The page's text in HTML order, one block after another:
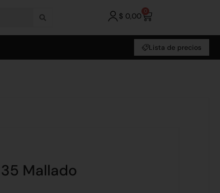
$ 0,00 0
Lista de precios
Mallado